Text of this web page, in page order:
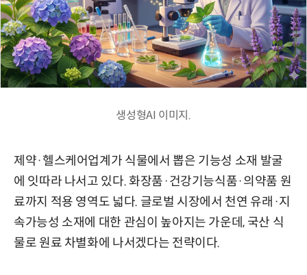
생성형AI 이미지.
제약·헬스케어업계가 식물에서 뽑은 기능성 소재 발굴
에 잇따라 나서고 있다. 화장품·건강기능식품·의약품 원
료까지 적용 영역도 넓다. 글로벌 시장에서 천연 유래·지
속가능성 소재에 대한 관심이 높아지는 가운데, 국산 식
물로 원료 차별화에 나서겠다는 전략이다.